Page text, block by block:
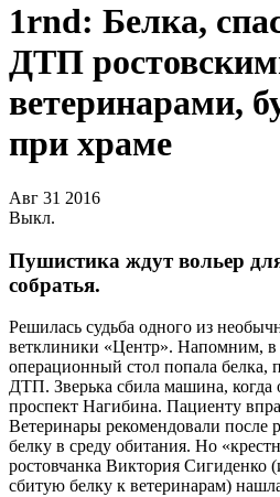
1rnd: Белка,
ДТП
ветеринарами,
при храме
Авг 31 2016
Выкл.
Пушистика ждут вольер
собратья.
Решилась судьба одного из
ветклиники «Центр». Напомним, в
операционный стол попала белка,
ДТП. Зверька сбила машина, когда
проспект Нагибина. Пациенту
Ветеринары рекомендовали после
белку в среду обитания. Но
ростовчанка Виктория Сигиденко
сбитую белку к ветеринарам)